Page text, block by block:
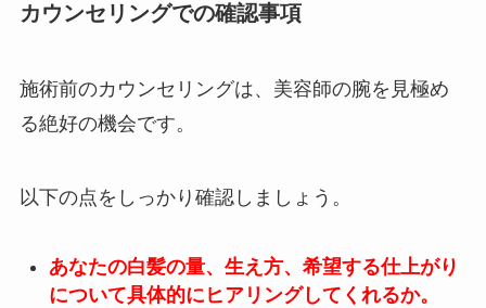
カウンセリングでの確認事項
施術前のカウンセリングは、美容師の腕を見極め
る絶好の機会です。
以下の点をしっかり確認しましょう。
あなたの白髪の量、生え方、希望する仕上がり
について具体的にヒアリングしてくれるか。